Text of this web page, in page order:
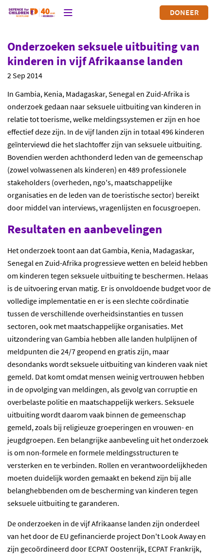
DONEER
Onderzoeken seksuele uitbuiting van
kinderen in vijf Afrikaanse landen
2 Sep 2014
In Gambia, Kenia, Madagaskar, Senegal en Zuid-Afrika is
onderzoek gedaan naar seksuele uitbuiting van kinderen in
relatie tot toerisme, welke meldingssystemen er zijn en hoe
effectief deze zijn. In de vijf landen zijn in totaal 496 kinderen
geïnterviewd die het slachtoffer zijn van seksuele uitbuiting.
Bovendien werden achthonderd leden van de gemeenschap
(zowel volwassenen als kinderen) en 489 professionele
stakeholders (overheden, ngo's, maatschappelijke
organisaties en de leden van de toeristische sector) bereikt
door middel van interviews, vragenlijsten en focusgroepen.
Resultaten en aanbevelingen
Het onderzoek toont aan dat Gambia, Kenia, Madagaskar,
Senegal en Zuid-Afrika progressieve wetten en beleid hebben
om kinderen tegen seksuele uitbuiting te beschermen. Helaas
is de uitvoering ervan matig. Er is onvoldoende budget voor de
volledige implementatie en er is een slechte coördinatie
tussen de verschillende overheidsinstanties en tussen
sectoren, ook met maatschappelijke organisaties. Met
uitzondering van Gambia hebben alle landen hulplijnen of
meldpunten die 24/7 geopend en gratis zijn, maar
desondanks wordt seksuele uitbuiting van kinderen vaak niet
gemeld. Dat komt omdat mensen weinig vertrouwen hebben
in de opvolging van meldingen, als gevolg van corruptie en
overbelaste politie en maatschappelijk werkers. Seksuele
uitbuiting wordt daarom vaak binnen de gemeenschap
gemeld, zoals bij religieuze groeperingen en vrouwen- en
jeugdgroepen. Een belangrijke aanbeveling uit het onderzoek
is om non-formele en formele meldingsstructuren te
versterken en te verbinden. Rollen en verantwoordelijkheden
moeten duidelijk worden gemaakt en bekend zijn bij alle
belanghebbenden om de bescherming van kinderen tegen
seksuele uitbuiting te garanderen.
De onderzoeken in de vijf Afrikaanse landen zijn onderdeel
van het door de EU gefinancierde project Don't Look Away en
zijn gecoördineerd door ECPAT Oostenrijk, ECPAT Frankrijk,